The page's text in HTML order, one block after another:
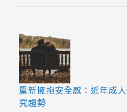
重新擁抱安全感：近年成
究趨勢